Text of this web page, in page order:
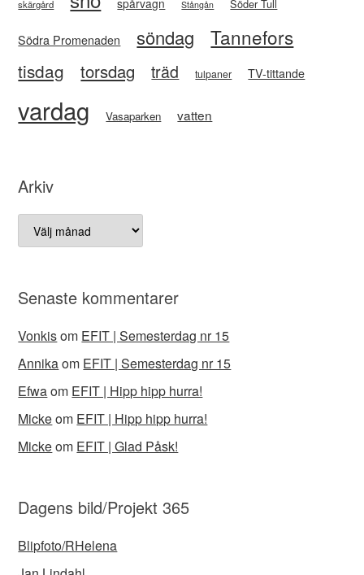
skärgård spårvagn Stångån Söder Tull
Södra Promenaden söndag Tannefors
tisdag torsdag träd tulpaner TV-tittande
vardag Vasaparken vatten
Arkiv
Arkiv
Senaste kommentarer
Vonkisom EFIT | Semesterdag nr 15
Annikaom EFIT | Semesterdag nr 15
Efwaom EFIT | Hipp hipp hurra!
Mickeom EFIT | Hipp hipp hurra!
Mickeom EFIT | Glad Påsk!
Dagens bild/Projekt 365
Blipfoto/RHelena